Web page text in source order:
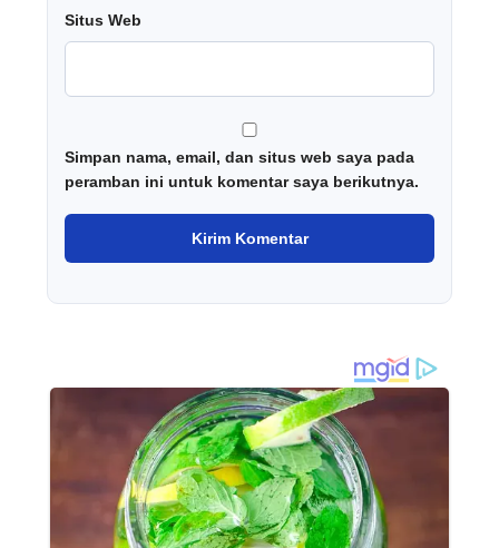
Situs Web
Simpan nama, email, dan situs web saya pada
peramban ini untuk komentar saya berikutnya.